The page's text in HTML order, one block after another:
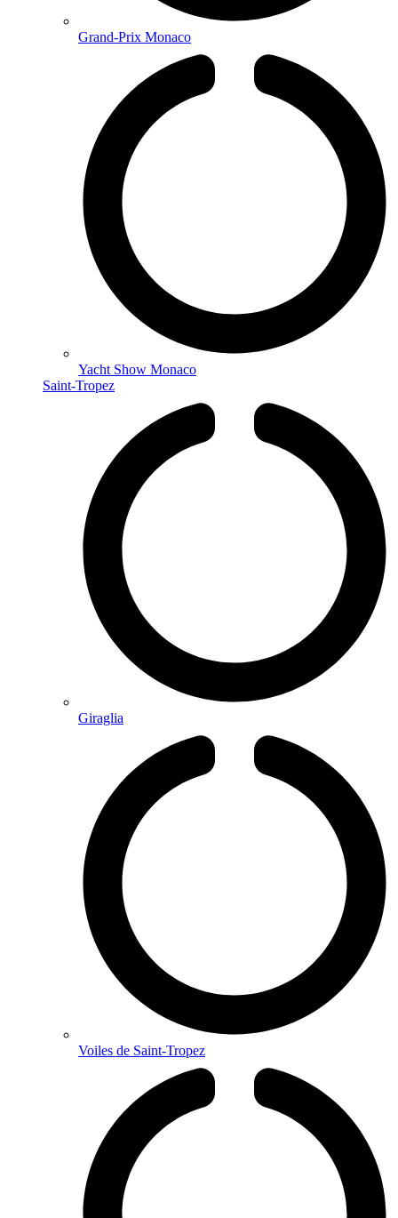
Grand-Prix Monaco
Yacht Show Monaco
Saint-Tropez
Giraglia
Voiles de Saint-Tropez